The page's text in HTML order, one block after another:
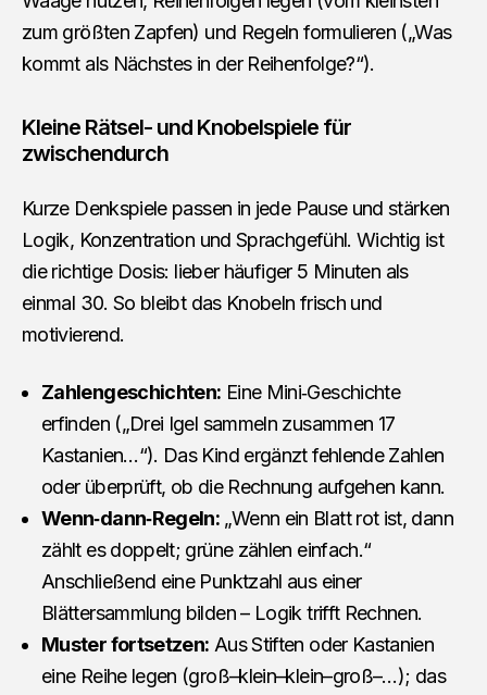
zum größten Zapfen) und Regeln formulieren („Was
kommt als Nächstes in der Reihenfolge?“).
Kleine Rätsel- und Knobelspiele für
zwischendurch
Kurze Denkspiele passen in jede Pause und stärken
Logik, Konzentration und Sprachgefühl. Wichtig ist
die richtige Dosis: lieber häufiger 5 Minuten als
einmal 30. So bleibt das Knobeln frisch und
motivierend.
Zahlengeschichten: Eine Mini‑Geschichte
erfinden („Drei Igel sammeln zusammen 17
Kastanien…“). Das Kind ergänzt fehlende Zahlen
oder überprüft, ob die Rechnung aufgehen kann.
Wenn‑dann‑Regeln: „Wenn ein Blatt rot ist, dann
zählt es doppelt; grüne zählen einfach.“
Anschließend eine Punktzahl aus einer
Blättersammlung bilden – Logik trifft Rechnen.
Muster fortsetzen: Aus Stiften oder Kastanien
eine Reihe legen (groß–klein–klein–groß–…); das